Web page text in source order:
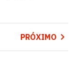
PRÓXIMO